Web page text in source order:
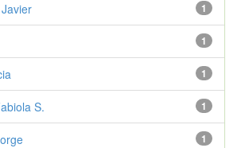
1
1
1
1
S.
1